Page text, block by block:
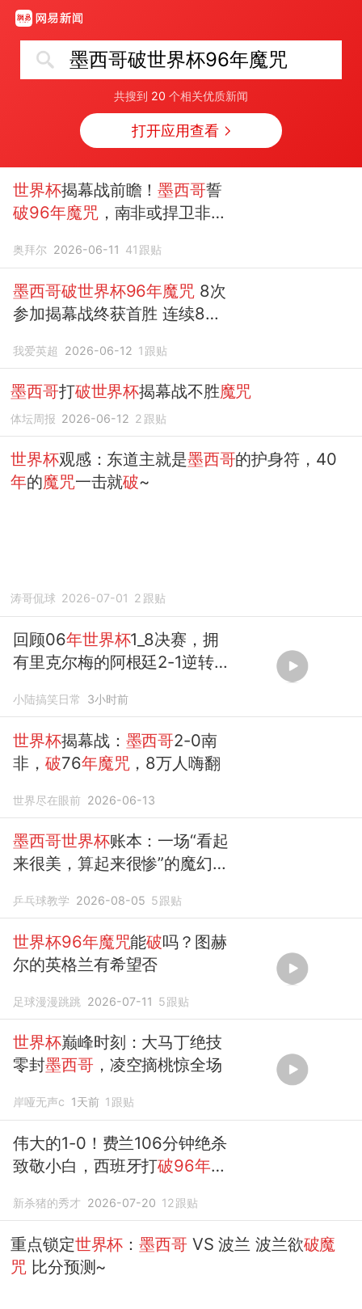
墨西哥破世界杯96年魔咒
共搜到 20 个相关优质新闻
打开应用查看
世界杯揭幕战前瞻！墨西哥誓
破96年魔咒，南非或捍卫非洲
奥拜尔 2026-06-11 41 跟贴
墨西哥破世界杯96年魔咒8次
参加揭幕战终获首胜 连续8届
我爱英超 2026-06-12 1 跟贴
墨西哥打破世界杯揭幕战不胜魔咒
体坛周报 2026-06-12 2 跟贴
世界杯观感：东道主就是墨西哥的护身符，40
年的魔咒一击就破~
涛哥侃球 2026-07-01 2 跟贴
回顾06年世界杯1_8决赛，拥
有里克尔梅的阿根廷2-1逆转墨
小陆搞笑日常 3小时前
世界杯揭幕战： 墨西哥2-0南
非，破76年魔咒，8万人嗨翻
世界尽在眼前 2026-06-13
墨西哥世界杯账本：一场“看起
来很美，算起来很惨”的魔幻经
乒乓球教学 2026-08-05 5跟贴
世界杯96年魔咒能破吗？图赫
尔的英格兰有希望否
足球漫漫跳跳 2026-07-11 5跟贴
世界杯巅峰时刻：大马丁绝技
零封墨西哥，凌空摘桃惊全场
岸哑无声c 1天前 1 跟贴
伟大的1-0！费兰106分钟绝杀
致敬小白，西班牙打破96年世
新杀猪的秀才 2026-07-20 12跟贴
重点锁定世界杯 ：墨西哥VS 波兰 波兰欲破魔
咒 比分预测~